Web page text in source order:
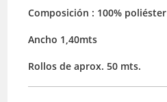
Composición : 100% poliéster
Ancho 1,40mts
Rollos de aprox. 50 mts.